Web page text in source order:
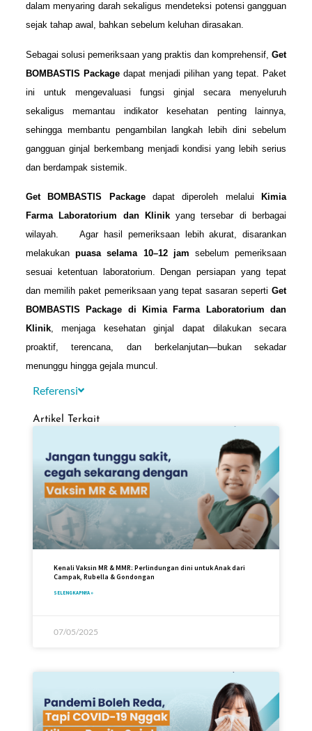
dalam menyaring darah sekaligus mendeteksi potensi gangguan
sejak tahap awal, bahkan sebelum keluhan dirasakan.
Sebagai solusi pemeriksaan yang praktis dan komprehensif,Get
BOMBASTIS Packagedapat menjadi pilihan yang tepat. Paket
ini untuk mengevaluasi fungsi ginjal secara menyeluruh
sekaligus memantau indikator kesehatan penting lainnya,
sehingga membantu pengambilan langkah lebih dini sebelum
gangguan ginjal berkembang menjadi kondisi yang lebih serius
dan berdampak sistemik.
Get BOMBASTIS Packagedapat diperoleh melaluiKimia
Farma Laboratorium dan Klinikyang tersebar di berbagai
wilayah. Agar hasil pemeriksaan lebih akurat, disarankan
melakukanpuasa selama 10–12 jam sebelum pemeriksaan
sesuai ketentuan laboratorium. Dengan persiapan yang tepat
dan memilih paket pemeriksaan yang tepat sasaran sepertiGet
BOMBASTIS Package di Kimia Farma Laboratorium dan
Klinik, menjaga kesehatan ginjal dapat dilakukan secara
proaktif, terencana, dan berkelanjutan—bukan sekadar
menunggu hingga gejala muncul.
Referensi
Artikel Terkait
Kenali Vaksin MR & MMR: Perlindungan dini untuk Anak dari
Campak, Rubella & Gondongan
SELENGKAPNYA »
07/05/2025